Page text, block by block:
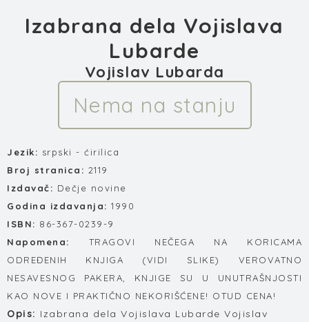
Izabrana dela Vojislava
Lubarde
Vojislav Lubarda
Nema na stanju
Jezik: srpski - ćirilica
Broj stranica: 2119
Izdavač: Dečje novine
Godina izdavanja: 1990
ISBN: 86-367-0239-9
Napomena:
TRAGOVI NEČEGA NA KORICAMA
ODREĐENIH KNJIGA (VIDI SLIKE) VEROVATNO
NESAVESNOG PAKERA, KNJIGE SU U UNUTRAŠNJOSTI
KAO NOVE I PRAKTIČNO NEKORIŠĆENE! OTUD CENA!
Opis: Izabrana dela Vojislava Lubarde Vojislav